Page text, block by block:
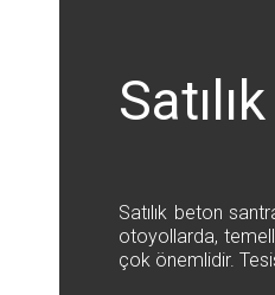
Satılık beton
otoyollarda,
çok önemlidir.